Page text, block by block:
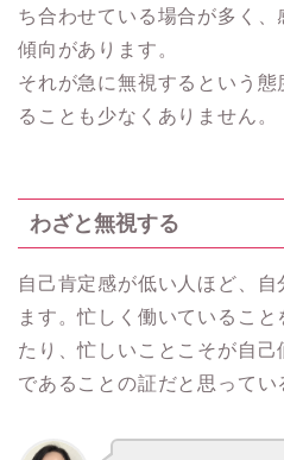
ち合わせている場合が多く
傾向があります。
それが急に無視するという
ることも少なくありません。
わざと無視する
自己肯定感が低い人ほど、
ます。忙しく働いているこ
たり、忙しいことこそが自
であることの証だと思ってい